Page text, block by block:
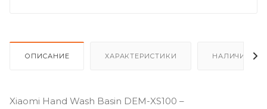
ОПИСАНИЕ ХАРАКТЕРИСТИКИ НАЛИЧИЕ
Xiaomi Hand Wash Basin DEM-XS100 –